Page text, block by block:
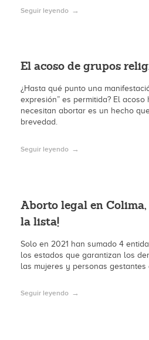
Seguir leyendo
El acoso de grupos
¿Hasta qué punto una
expresión” es permitida? El
necesitan abortar es un hecho
brevedad.
Seguir leyendo
Aborto legal en Colima,
la lista!
Solo en 2021 han sumado 4
los estados que garantizan los
las mujeres y personas gestantes
Seguir leyendo